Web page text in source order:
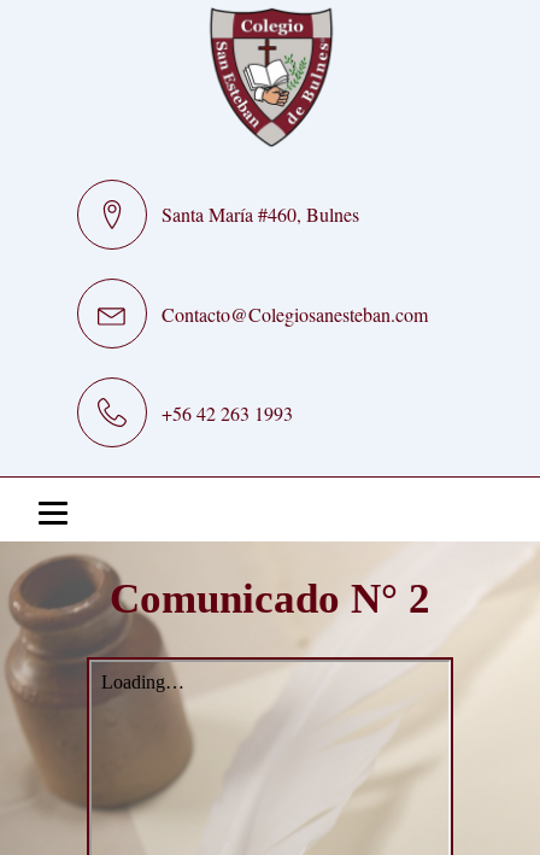
Santa María #460, Bulnes
Contacto@Colegiosanesteban.com
+56 42 263 1993
Comunicado N° 2